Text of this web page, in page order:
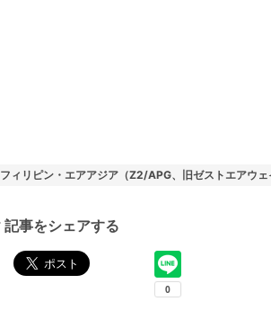
フィリピン・エアアジア（Z2/APG、旧ゼストエアウェ
記事をシェアする